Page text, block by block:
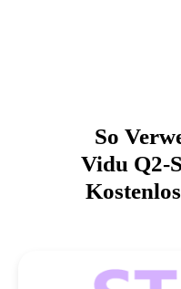
So
Vidu Q2-